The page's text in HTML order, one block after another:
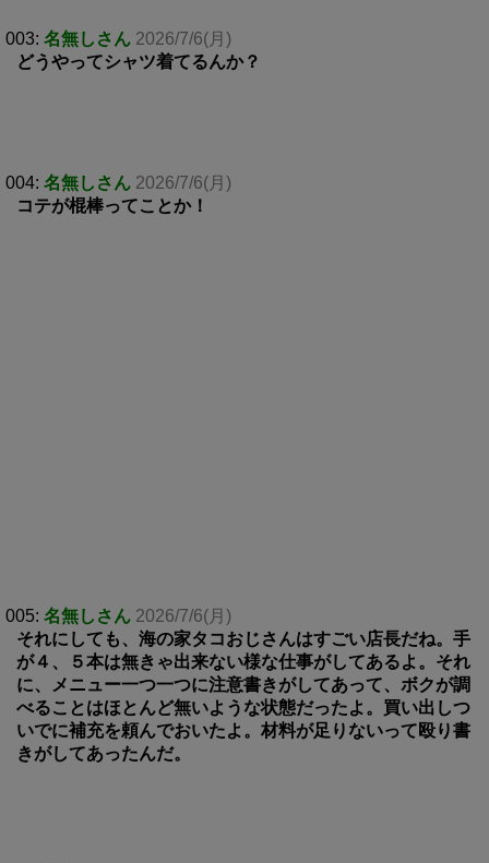
003: 名無しさん 2026/7/6(月)
どうやってシャツ着てるんか？
004: 名無しさん 2026/7/6(月)
コテが棍棒ってことか！
005: 名無しさん 2026/7/6(月)
それにしても、海の家タコおじさんはすごい店長だね。手
が４、５本は無きゃ出来ない様な仕事がしてあるよ。それ
に、メニュー一つ一つに注意書きがしてあって、ボクが調
べることはほとんど無いような状態だったよ。買い出しつ
いでに補充を頼んでおいたよ。材料が足りないって殴り書
きがしてあったんだ。